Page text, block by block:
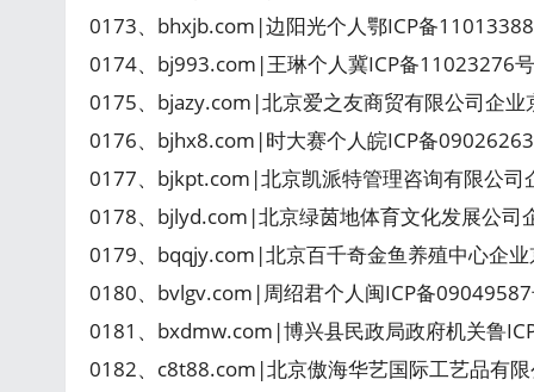
0173、bhxjb.com|边阳光个人鄂ICP备
0174、bj993.com|王琳个人冀ICP备11023276
0175、bjazy.com|北京爱之友商贸有限公司企
0176、bjhx8.com|时大赛个人皖ICP备
0177、bjkpt.com|北京凯派特管理咨询有限公司
0178、bjlyd.com|北京绿茵地体育文化发展公司
0179、bqqjy.com|北京百千奇金鱼养殖中心企
0180、bvlgv.com|周绍君个人闽ICP备
0181、bxdmw.com|博兴县民政局政府机关鲁
0182、c8t88.com|北京傲海华艺国际工艺品有